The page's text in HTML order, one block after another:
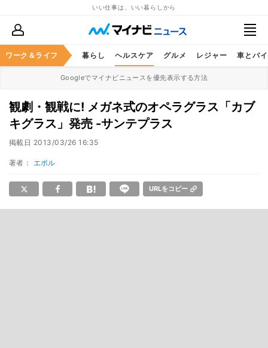
いい仕事は、いい暮らしから
ワーク＆ライフ
ススキル マネー 暮らし ヘルスケア グルメ レジャー 車とバ
Googleでマイナビニュースを優先表示する方法
観劇・観戦に! メガネ式のオペラグラス「カブ
キグラス」発売 -サンテプラス
掲載日 2013/03/26 16:35
著者： エボル
URLをコピー